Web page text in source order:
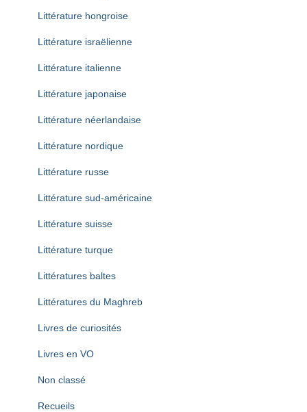
Littérature hongroise
Littérature israëlienne
Littérature italienne
Littérature japonaise
Littérature néerlandaise
Littérature nordique
Littérature russe
Littérature sud-américaine
Littérature suisse
Littérature turque
Littératures baltes
Littératures du Maghreb
Livres de curiosités
Livres en VO
Non classé
Recueils